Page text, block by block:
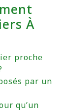
À
proche
par un
qu’un